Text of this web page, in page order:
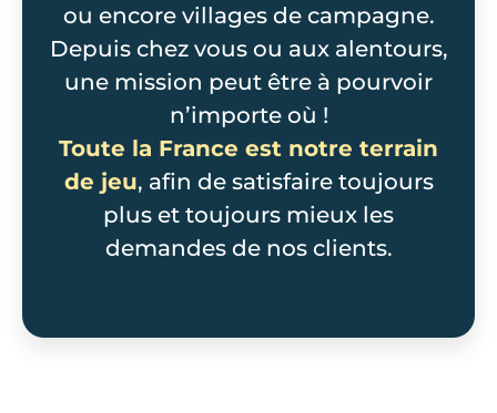
ou encore villages de campagne.
Depuis chez vous ou aux alentours,
une mission peut être à pourvoir
n’importe où !
Toute la France est notre terrain
de jeu, afin de satisfaire toujours
plus et toujours mieux les
demandes de nos clients.